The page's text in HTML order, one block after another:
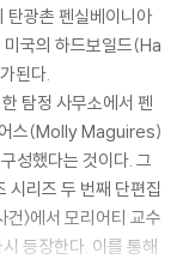
탄광촌 펜실베이니아
미국의 하드보일드(Ha
된다.
탐정 사무소에서 펜
어스(Molly Maguires)
성했다는 것이다. 그
시리즈 두 번째 단편집
건〉에서 모리어티 교수
등장한다. 이를 통해